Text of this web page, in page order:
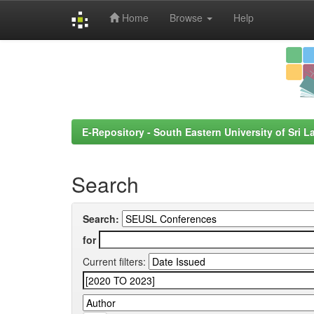
Home Browse Help
E-Repository - South Eastern University of Sri
Search
Search:
for
Current filters: